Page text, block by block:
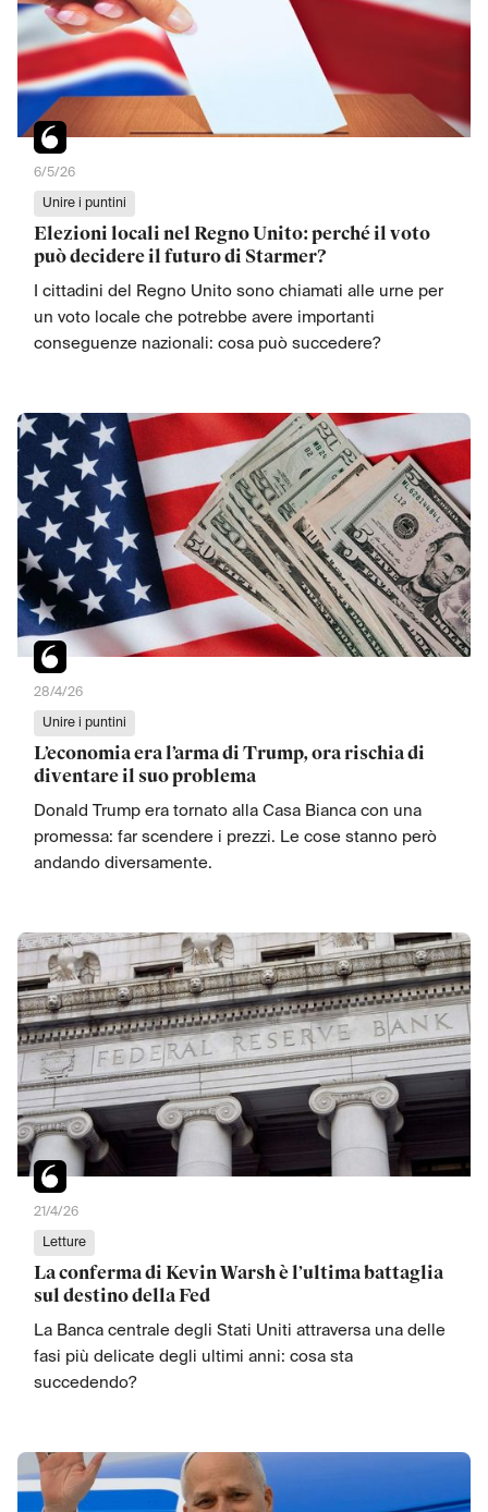
6/5/26
Unire i puntini
Elezioni locali nel Regno Unito: perché il voto
può decidere il futuro di Starmer?
I cittadini del Regno Unito sono chiamati alle urne per
un voto locale che potrebbe avere importanti
conseguenze nazionali: cosa può succedere?
28/4/26
Unire i puntini
L’economia era l’arma di Trump, ora rischia di
diventare il suo problema
Donald Trump era tornato alla Casa Bianca con una
promessa: far scendere i prezzi. Le cose stanno però
andando diversamente.
21/4/26
Letture
La conferma di Kevin Warsh è l’ultima battaglia
sul destino della Fed
La Banca centrale degli Stati Uniti attraversa una delle
fasi più delicate degli ultimi anni: cosa sta
succedendo?